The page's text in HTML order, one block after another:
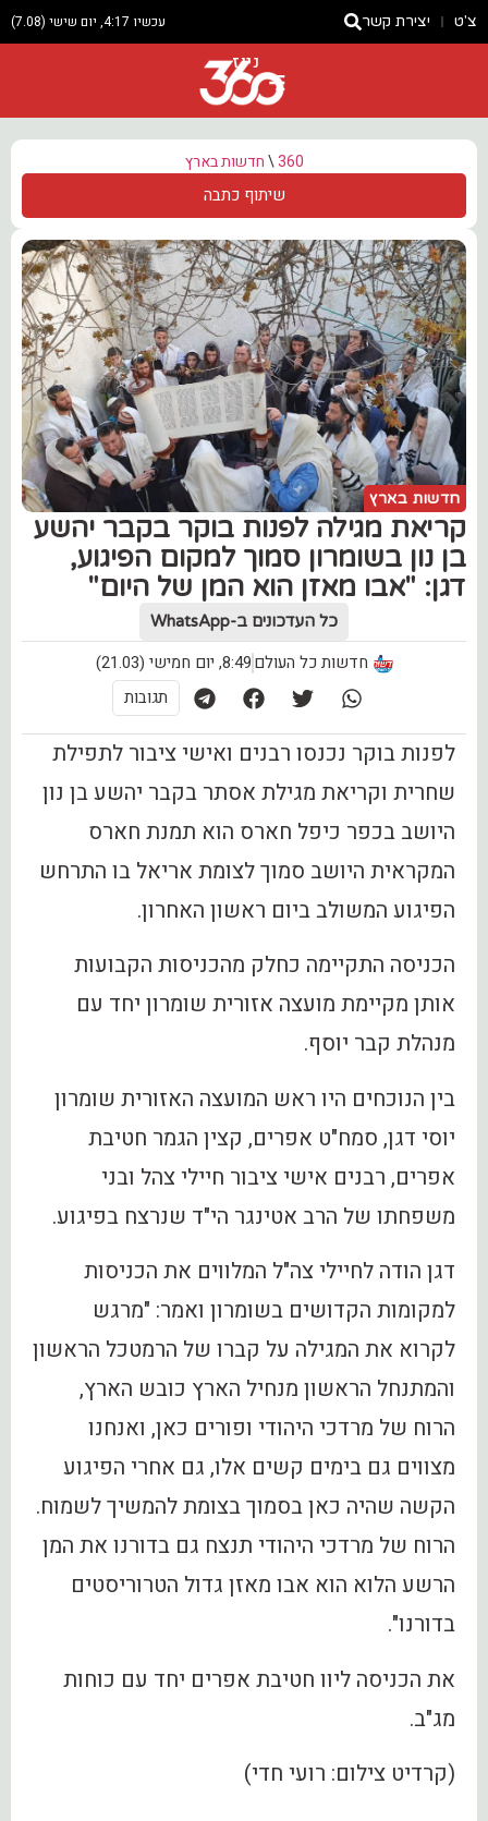
צ'ט יצירת קשר עכשיו 4:17, יום שישי (7.08)
ניוז
360
\חדשות בארץ
שיתוף כתבה
חדשות בארץ
קריאת מגילה לפנות בוקר בקבר יהשע
בן נון בשומרון סמוך למקום הפיגוע,
דגן: "אבו מאזן הוא המן של היום"
כל העדכונים ב-WhatsApp
חדשות כל העולם8:49, יום חמישי (21.03)
תגובות
לפנות בוקר נכנסו רבנים ואישי ציבור לתפילת
שחרית וקריאת מגילת אסתר בקבר יהשע בן נון
היושב בכפר כיפל חארס הוא תמנת חארס
המקראית היושב סמוך לצומת אריאל בו התרחש
הפיגוע המשולב ביום ראשון האחרון.
הכניסה התקיימה כחלק מהכניסות הקבועות
אותן מקיימת מועצה אזורית שומרון יחד עם
מנהלת קבר יוסף.
בין הנוכחים היו ראש המועצה האזורית שומרון
יוסי דגן, סמח"ט אפרים, קצין הגמר חטיבת
אפרים, רבנים אישי ציבור חיילי צהל ובני
משפחתו של הרב אטינגר הי"ד שנרצח בפיגוע.
דגן הודה לחיילי צה"ל המלווים את הכניסות
למקומות הקדושים בשומרון ואמר: "מרגש
לקרוא את המגילה על קברו של הרמטכל הראשון
והמתנחל הראשון מנחיל הארץ כובש הארץ,
הרוח של מרדכי היהודי ופורים כאן, ואנחנו
מצווים גם בימים קשים אלו, גם אחרי הפיגוע
הקשה שהיה כאן בסמוך בצומת להמשיך לשמוח.
הרוח של מרדכי היהודי תנצח גם בדורנו את המן
הרשע הלוא הוא אבו מאזן גדול הטרוריסטים
בדורנו".
את הכניסה ליוו חטיבת אפרים יחד עם כוחות
מג"ב.
(קרדיט צילום: רועי חדי)